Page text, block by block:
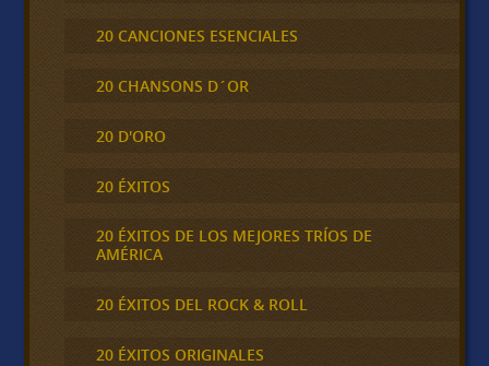
20 CANCIONES ESENCIALES
20 CHANSONS D´OR
20 D'ORO
20 ÉXITOS
20 ÉXITOS DE LOS MEJORES TRÍOS DE
AMÉRICA
20 ÉXITOS DEL ROCK & ROLL
20 ÉXITOS ORIGINALES